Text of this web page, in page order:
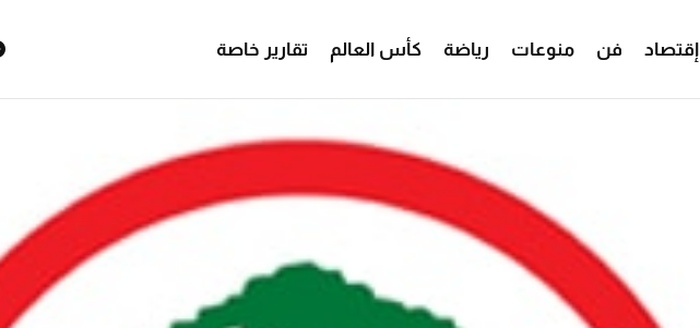
إقتصاد فن منوعات رياضة كأس العالم تقارير خاصة